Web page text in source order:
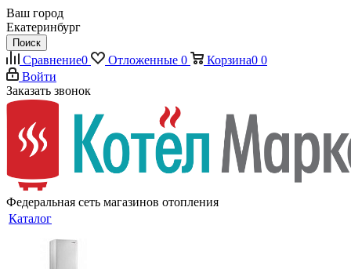
Ваш город
Екатеринбург
Поиск
Сравнение0 Отложенные 0 Корзина0 0
Войти
Заказать звонок
Федеральная сеть магазинов отопления
Каталог